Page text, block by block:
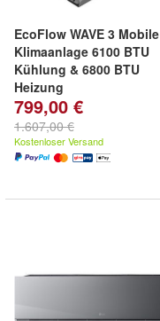
EcoFlow WAVE 3 Mobile
Klimaanlage 6100 BTU
Kühlung & 6800 BTU
Heizung
799,00 €
1.607,00 €
Kostenloser Versand